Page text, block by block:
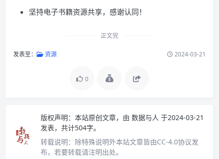
坚持电子书籍资源共享，感谢认同！
正文完
发表至： 资源 2024-03-21
0
版权声明： 本站原创文章，由 数据与人 于2024-03-21
发表，共计504字。
转载说明： 除特殊说明外本站文章皆由CC-4.0协议发
布，若要转载请注明出处。